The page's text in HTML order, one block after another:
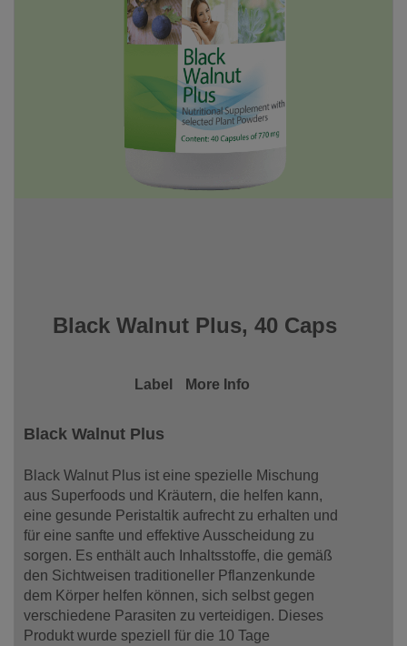
Black Walnut Plus, 40 Caps
Label More Info
Black Walnut Plus
Black Walnut Plus ist eine spezielle Mischung
aus Superfoods und Kräutern, die helfen kann,
eine gesunde Peristaltik aufrecht zu erhalten und
für eine sanfte und effektive Ausscheidung zu
sorgen. Es enthält auch Inhaltsstoffe, die gemäß
den Sichtweisen traditioneller Pflanzenkunde
dem Körper helfen können, sich selbst gegen
verschiedene Parasiten zu verteidigen. Dieses
Produkt wurde speziell für die 10 Tage